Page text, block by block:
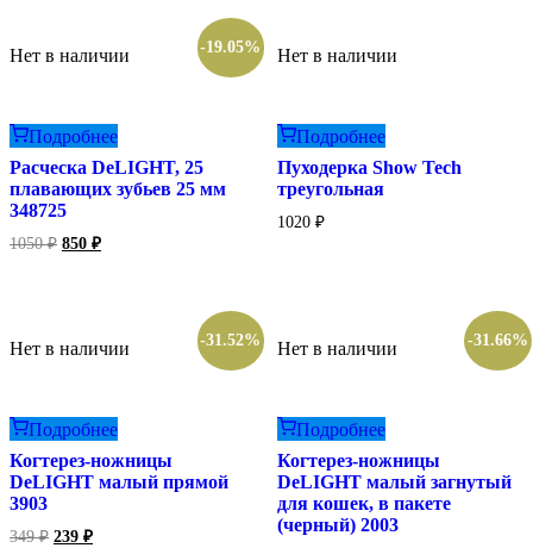
Нет в наличии
Подробнее
-19.05%
Расческа DeLIGHT, 25
плавающих зубьев 25 мм
348725
1050₽ Первоначальная
850 ₽Текущая
Нет в наличии
Подробнее
Пуходерка Show Tech
треугольная
1020 ₽
Нет в наличии
Подробнее
-31.52%
Когтерез-ножницы
DeLIGHT малый прямой
3903
349₽ Первоначальная
239 ₽Текущая
Нет в наличии
Подробнее
-31.66%
Когтерез-ножницы
DeLIGHT малый загнутый
для кошек, в пакете
(черный) 2003